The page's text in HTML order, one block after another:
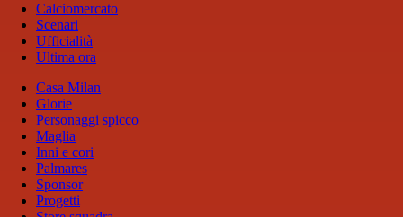
Calciomercato
Scenari
Ufficialità
Ultima ora
Casa Milan
Glorie
Personaggi spicco
Maglia
Inni e cori
Palmares
Sponsor
Progetti